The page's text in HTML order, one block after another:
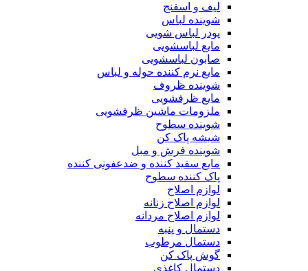
لیف و اسفنج
شوینده لباس
پودر لباس شویی
مایع لباسشویی
صابون لباسشویی
مایع نرم کننده حوله و لباس
شوینده ظروف
مایع ظرفشویی
ملزومات ماشین ظرفشویی
شوینده سطوح
شیشه پاک کن
شوینده فرش و مبل
مایع سفید کننده و ضدعفونی کننده
پاک کننده سطوح
لوازم اصلاح
لوازم اصلاح زنانه
لوازم اصلاح مردانه
دستمال و پنبه
دستمال مرطوب
گوش پاک کن
دستمال کاغذی